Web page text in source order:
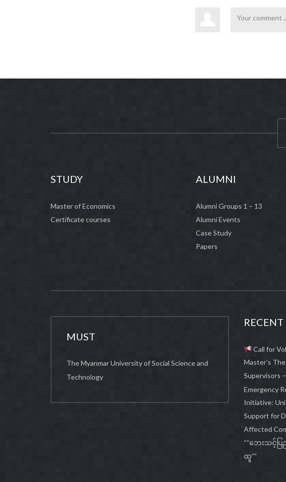
STUDY
Master of Economics
Certificate courses
ALUMNI
Alumni Groups 1 – 13
Alumni Events
Case Study
Papers
MUST
The Myanmar University of Social Science and
Technology
RECENT
Call for
Master’s
Supervisors
Emergency
Initiative:
Support for
Affected
“”ဘေးသင့်
ထူ””